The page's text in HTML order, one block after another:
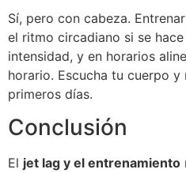
Sí, pero con cabeza.
el ritmo circadiano si se
intensidad, y en horarios
horario. Escucha tu cuerpo y
primeros días.
Conclusión
El jet lag y el entrenamiento